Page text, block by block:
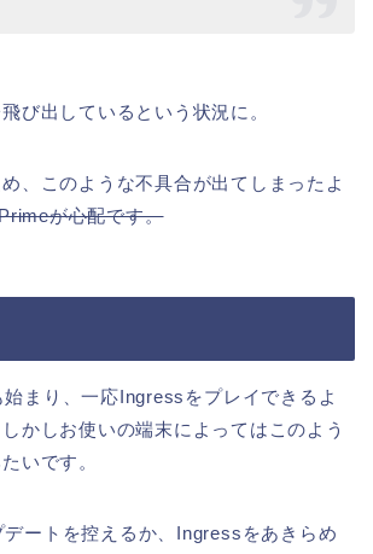
び出しているという状況に。
、このような不具合が出てしまったよ
が心配です。
まり、一応Ingressをプレイできるよ
かしお使いの端末によってはこのよう
いです。
ートを控えるか、Ingressをあきらめ